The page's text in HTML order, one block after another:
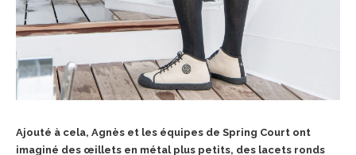
Ajouté à cela, Agnès et les équipes de Spring Court ont
imaginé des œillets en métal plus petits, des lacets ronds